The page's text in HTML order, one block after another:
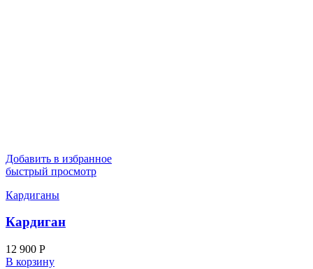
Добавить в избранное
быстрый просмотр
Кардиганы
Кардиган
12 900 Р
В корзину